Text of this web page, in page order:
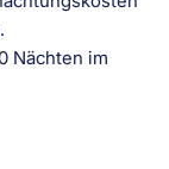
Nächten im